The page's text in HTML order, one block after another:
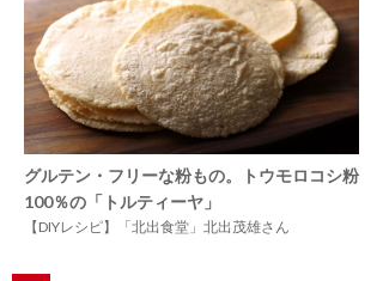
グルテン・フリーな粉もの。トウモロコシ粉
100％の「トルティーヤ」
【DIYレシピ】「北出食堂」北出茂雄さん